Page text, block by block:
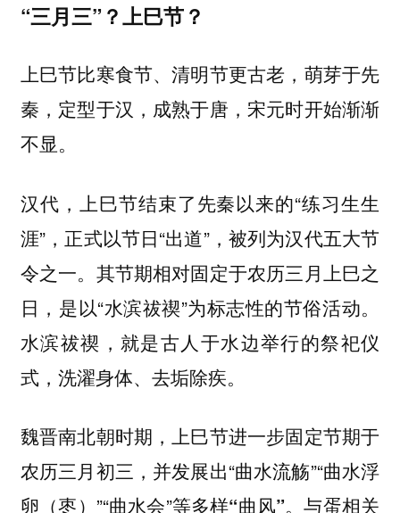
“三月三”？上巳节？
上巳节比寒食节、清明节更古老， 萌芽于先
秦，定型于汉，成熟于唐，宋元时开始渐渐
不显。
汉代，上巳节结束了先秦以来的“练习生生
涯”，正式以节日“出道”，被列为汉代五大节
令之一。其节期相对固定于农历三月上巳之
日，是以“水滨祓禊”为标志性的节俗活动。
水滨祓禊，就是古人于水边举行的祭祀仪
式，洗濯身体、去垢除疾。
魏晋南北朝时期，上巳节进一步固定节期于
农历三月初三，并发展出“曲水流觞”“曲水浮
卵（枣）”“曲水会”等多样“曲风”。与蛋相关